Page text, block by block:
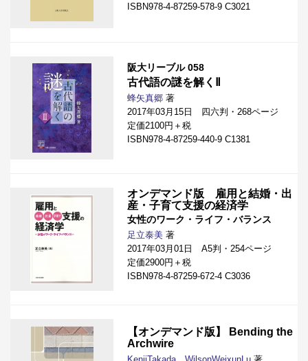
ISBN978-4-87259-578-9 C3021
阪大リーブル 058
古代語の謎を解くⅡ
蜂矢真郷 著
2017年03月15日 四六判・268ページ
定価2100円＋税
ISBN978-4-87259-440-9 C1381
オンデマンド版 雇用と結婚・出
産・子育て支援の経済学
女性のワーク・ライフ・バランス
足立泰美 著
2017年03月01日 A5判・254ページ
定価2900円＋税
ISBN978-4-87259-672-4 C3036
【オンデマンド版】 Bending the
Archwire